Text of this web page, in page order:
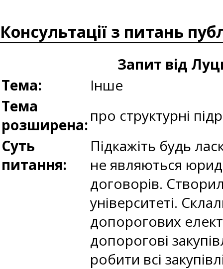
Консультації з питань
Запит від
Тема:
Інше
Тема
розширена:про структурні
Суть
питання:
Підкажіть будь
не являються
договорів.
університеті.
допорогових
допорогові
робити всі